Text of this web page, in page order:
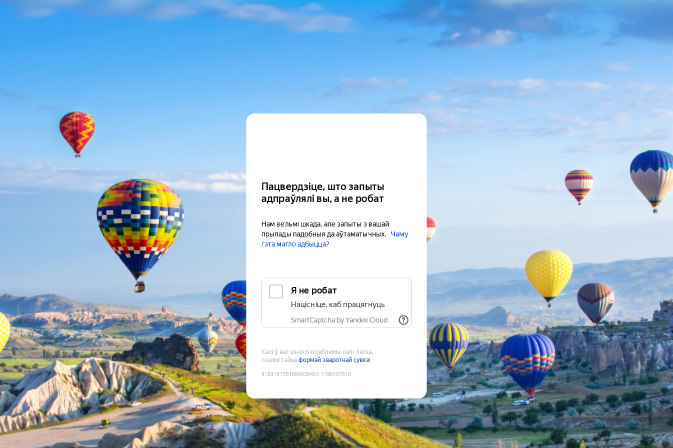
Пацвердзіце, што запыты
адпраўлялі вы, а не робат
Нам вельмі шкада, але запыты з вашай
прылады падобныя да аўтаматычных.
Чаму
гэта магло адбыцца?
Я не робат
Націсніце, каб працягнуць
SmartCaptcha by Yandex Cloud
Калі ў вас узніклі праблемы, калі ласка,
скарыстайцеформай зваротнай сувязі
9183181551684038451 :1786107510